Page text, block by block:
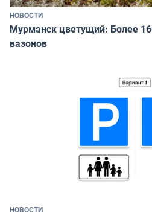
НОВОСТИ
Мурманск цветущий: Более
вазонов
НОВОСТИ